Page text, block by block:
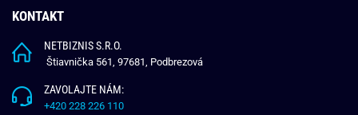
KONTAKT
NETBIZNIS S.R.O.
Štiavnička 561, 97681, Podbrezová
ZAVOLAJTE NÁM:
+420 228 226 110